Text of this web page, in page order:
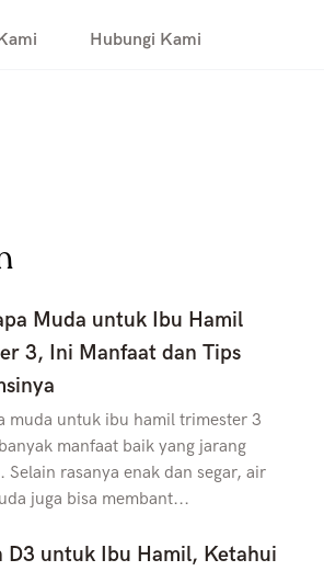
Hubungi Kami
Muda untuk Ibu Hamil
3, Ini Manfaat dan Tips
muda untuk ibu hamil trimester 3
manfaat baik yang jarang
Selain rasanya enak dan segar, air
juga bisa membant...
D3 untuk Ibu Hamil, Ketahui